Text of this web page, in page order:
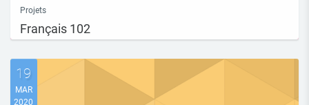
Projets
Français 102
préparation...
19
MAR
2020